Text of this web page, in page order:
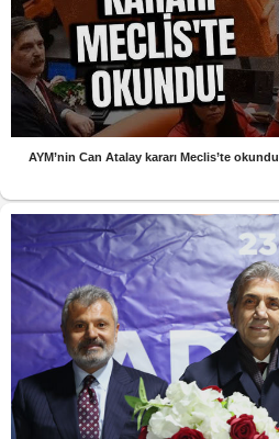
AYM’nin Can Atalay kararı Meclis’te okundu